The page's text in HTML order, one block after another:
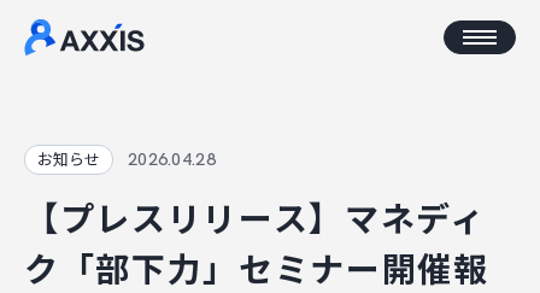
CORPORATE
企業情報
お知らせ 2026.04.28
【プレスリリース】マネディ
ク「部下力」セミナー開催報